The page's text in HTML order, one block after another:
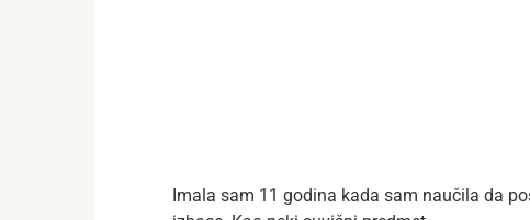
Imala sam 11 godina kada sam naučila da